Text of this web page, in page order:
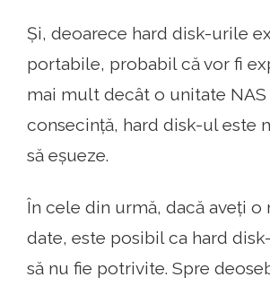
Și, deoarece hard disk-urile
portabile, probabil că vor fi
mai mult decât o unitate NAS
consecință, hard disk-ul este
să eșueze.
În cele din urmă, dacă aveți
date, este posibil ca hard
să nu fie potrivite. Spre